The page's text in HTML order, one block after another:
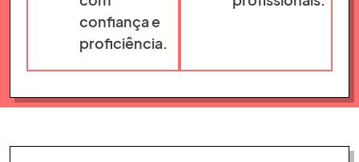
confiança e
proficiência.